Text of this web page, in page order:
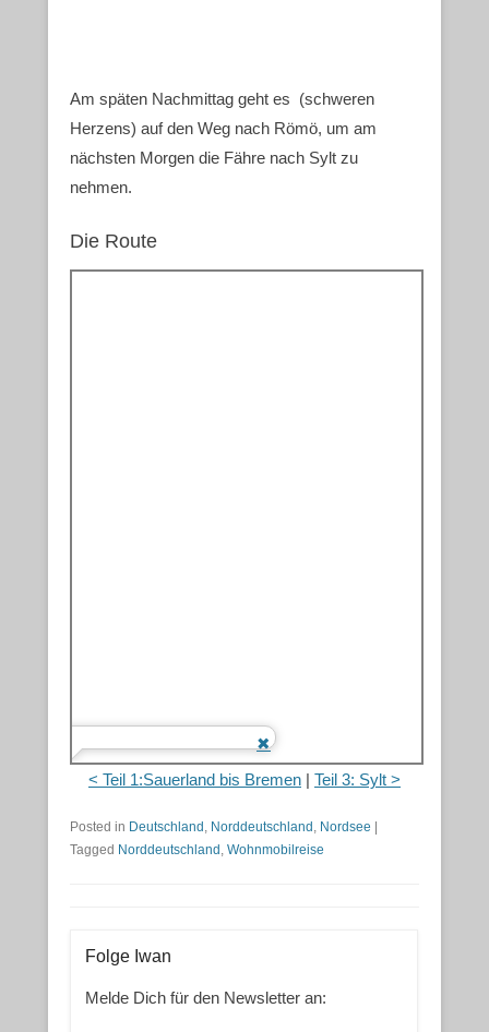
Am späten Nachmittag geht es (schweren
Herzens) auf den Weg nach Römö, um am
nächsten Morgen die Fähre nach Sylt zu
nehmen.
Die Route
< Teil 1:Sauerland bis Bremen | Teil 3: Sylt >
Posted in Deutschland Norddeutschland Nordsee |
Tagged Norddeutschland Wohnmobilreise
Folge Iwan
Melde Dich für den Newsletter an: